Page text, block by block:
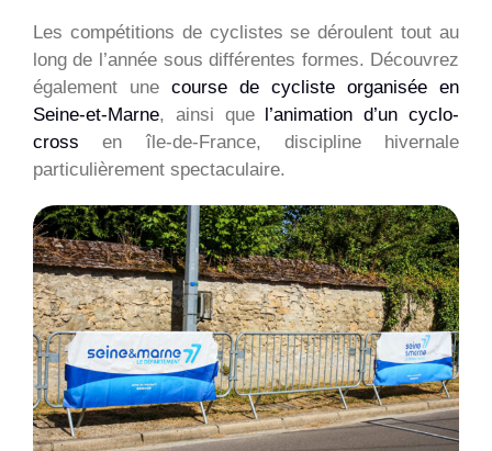
Les compétitions de cyclistes se déroulent tout au
long de l’année sous différentes formes. Découvrez
également une course de cycliste organisée en
Seine-et-Marne, ainsi que l’animation d’un cyclo-
cross en île-de-France, discipline hivernale
particulièrement spectaculaire.